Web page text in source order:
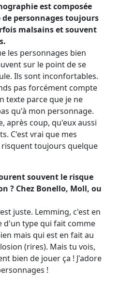
est composée
de personnages toujours
malsains et souvent
les personnages bien
sur le point de se
Ils sont inconfortables.
pas forcément compte
texte parce que je ne
qu'à mon personnage.
après coup, qu'eux aussi
C'est vrai que mes
toujours quelque
souvent le risque
? Chez Bonello, Moll, ou
juste. Lemming, c'est en
d'un type qui fait comme
mais qui est en fait au
(rires). Mais tu vois,
bien de jouer ça ! J'adore
!